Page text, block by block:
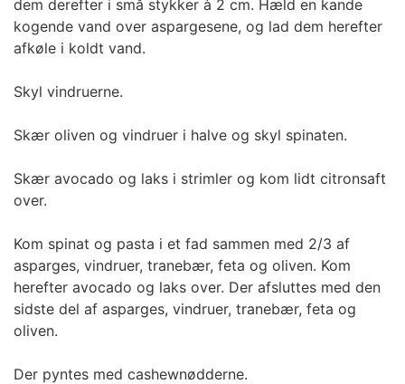
dem derefter i små stykker à 2 cm. Hæld en kande
kogende vand over aspargesene, og lad dem herefter
afkøle i koldt vand.
Skyl vindruerne.
Skær oliven og vindruer i halve og skyl spinaten.
Skær avocado og laks i strimler og kom lidt citronsaft
over.
Kom spinat og pasta i et fad sammen med 2/3 af
asparges, vindruer, tranebær, feta og oliven. Kom
herefter avocado og laks over. Der afsluttes med den
sidste del af asparges, vindruer, tranebær, feta og
oliven.
Der pyntes med cashewnødderne.